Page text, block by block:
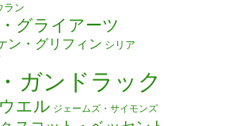
ラン
グライアーツ
ン・グリフィン シリア
ガンドラック
エル ジェームズ・サイモンズ